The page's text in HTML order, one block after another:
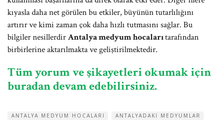
kıyasla daha net görülen bu etkiler, büyünün tutarlılığını
artırır ve kimi zaman çok daha hızlı tutmasını sağlar. Bu
bilgiler nesillerdirAntalya medyum hocalarıtarafından
birbirlerine aktarılmakta ve geliştirilmektedir.
Tüm yorum ve şikayetleri okumak için
buradan devam edebilirsiniz.
ANTALYA MEDYUM HOCALARI
ANTALYADAKI MEDYUMLAR